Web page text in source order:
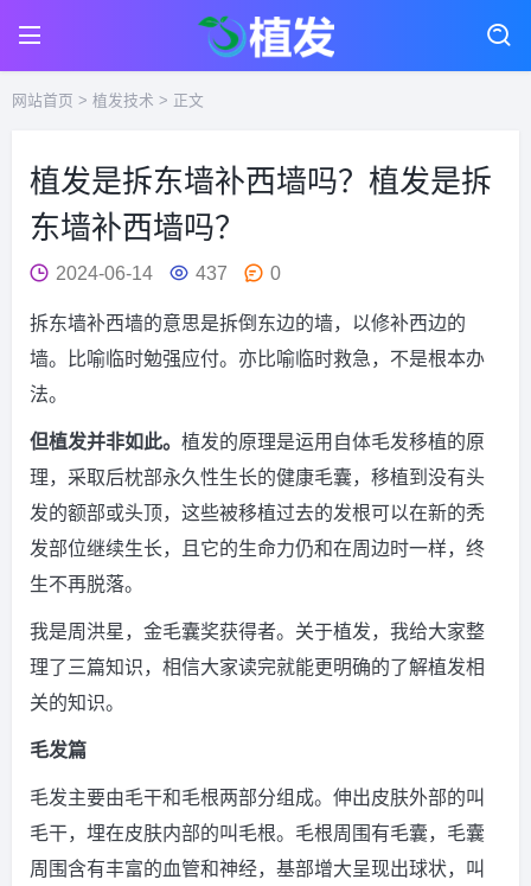
网站首页 > 植发技术 > 正文
植发是拆东墙补西墙吗？植发是拆
东墙补西墙吗？
2024-06-14 437 0
拆东墙补西墙的意思是拆倒东边的墙，以修补西边的
墙。比喻临时勉强应付。亦比喻临时救急，不是根本办
法。
但植发并非如此。 植发的原理是运用自体毛发移植的原
理，采取后枕部永久性生长的健康毛囊，移植到没有头
发的额部或头顶，这些被移植过去的发根可以在新的秃
发部位继续生长，且它的生命力仍和在周边时一样，终
生不再脱落。
我是周洪星，金毛囊奖获得者。关于植发，我给大家整
理了三篇知识，相信大家读完就能更明确的了解植发相
关的知识。
毛发篇
毛发主要由毛干和毛根两部分组成。伸出皮肤外部的叫
毛干，埋在皮肤内部的叫毛根。毛根周围有毛囊，毛囊
周围含有丰富的血管和神经，基部增大呈现出球状，叫